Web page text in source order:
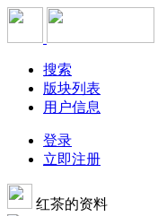
搜索
版块列表
用户信息
登录
立即注册
红茶的资料